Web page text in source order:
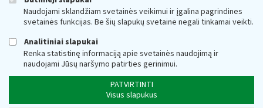
Naudojami sklandžiam svetainės veikimui ir įgalina pagrindines
svetainės funkcijas. Be šių slapukų svetainė negali tinkamai veikti.
Analitiniai slapukai
Renka statistinę informaciją apie svetainės naudojimą ir
naudojami Jūsų naršymo patirties gerinimui.
PATVIRTINTI
Visus slapukus